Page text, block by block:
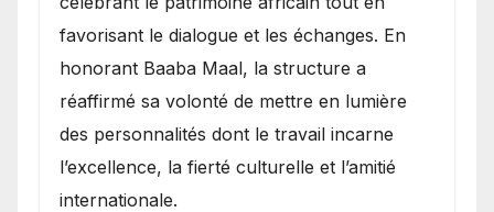
favorisant le dialogue et les échanges. En
honorant Baaba Maal, la structure a
réaffirmé sa volonté de mettre en lumière
des personnalités dont le travail incarne
l’excellence, la fierté culturelle et l’amitié
internationale.